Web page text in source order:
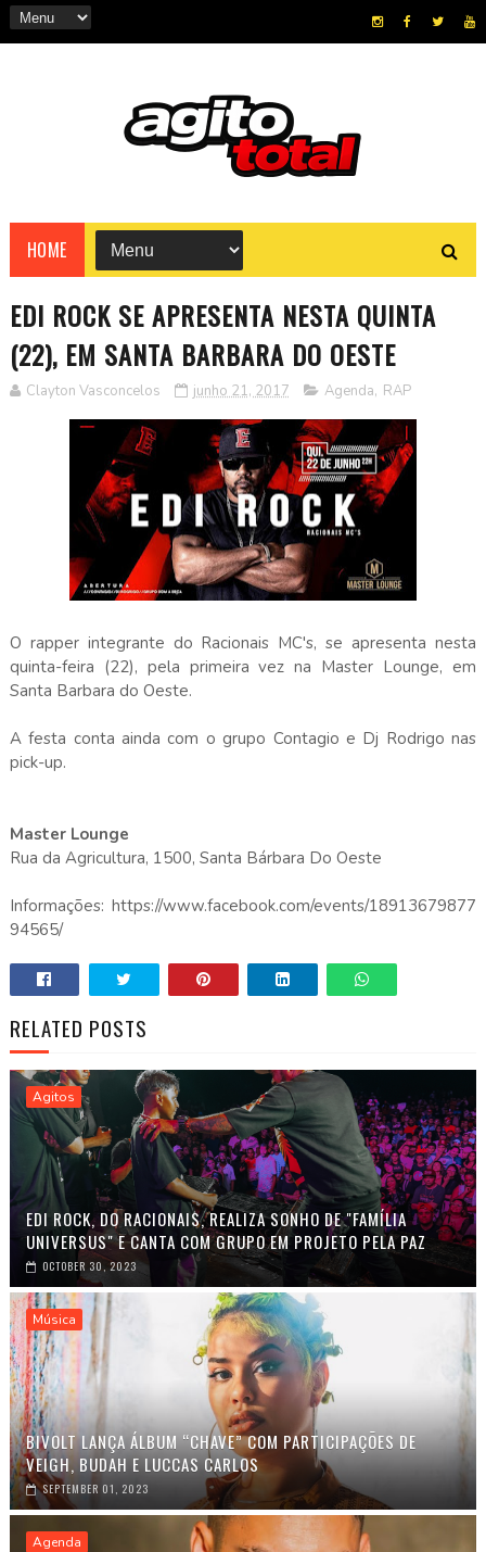
HOME
EDI ROCK SE APRESENTA NESTA QUINTA
(22), EM SANTA BARBARA DO OESTE
Clayton Vasconcelos junho 21, 2017 Agenda, RAP
O rapper integrante do Racionais MC's, se apresenta nesta
quinta-feira (22), pela primeira vez na Master Lounge, em
Santa Barbara do Oeste.
A festa conta ainda com o grupo Contagio e Dj Rodrigo nas
pick-up.
Master Lounge
Rua da Agricultura, 1500, Santa Bárbara Do Oeste
Informações: https://www.facebook.com/events/18913679877
94565/
RELATED POSTS
Agitos
EDI ROCK, DO RACIONAIS, REALIZA SONHO DE "FAMÍLIA
UNIVERSUS" E CANTA COM GRUPO EM PROJETO PELA PAZ
OCTOBER 30, 2023
Música
BIVOLT LANÇA ÁLBUM “CHAVE” COM PARTICIPAÇÕES DE
VEIGH, BUDAH E LUCCAS CARLOS
SEPTEMBER 01, 2023
Agenda